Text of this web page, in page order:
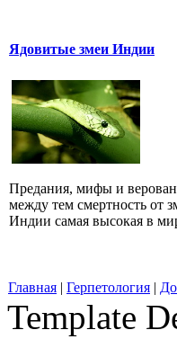
Ядовитые змеи Индии
Предания, мифы и
между тем смертность от
Индии самая высокая в
Главная | Герпетология |
Template